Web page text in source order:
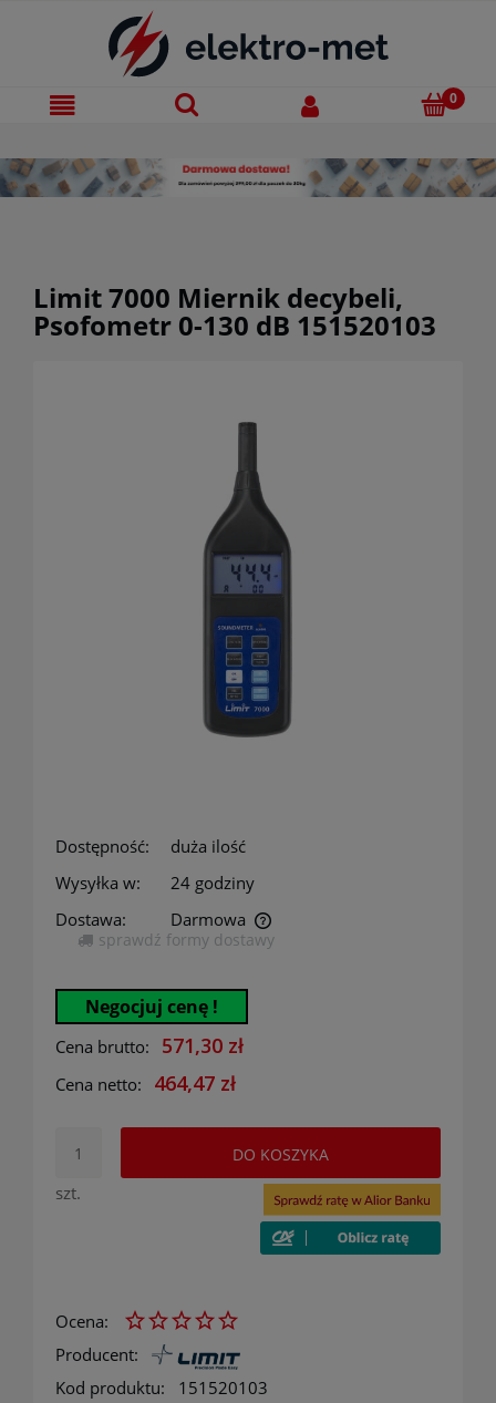
Limit 7000 Miernik decybeli,
Psofometr 0-130 dB 151520103
Dostępność:
duża ilość
Wysyłka w:
24 godziny
Dostawa:
Darmowa
Cena nie zawiera ewentualnych kosztów płatności
sprawdź formy dostawy
Negocjuj cenę !
Cena brutto: 571,30 zł
Cena netto: 464,47 zł
szt.
DO KOSZYKA
Ocena:
Producent:
Kod produktu:
151520103